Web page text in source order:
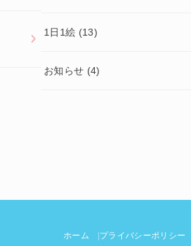
1日1絵 (13)
お知らせ (4)
ホーム プライバシーポリシー